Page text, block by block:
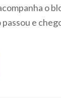
o
e